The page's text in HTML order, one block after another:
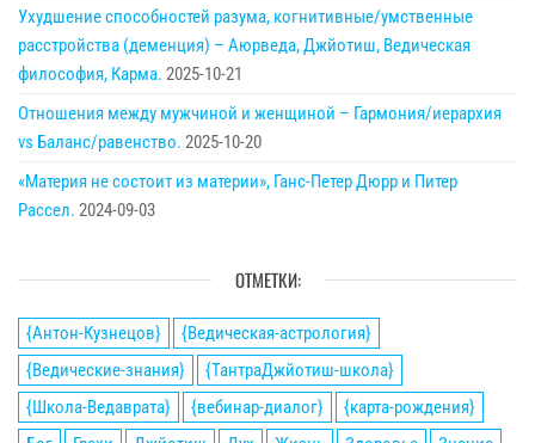
Ухудшение способностей разума, когнитивные/умственные
расстройства (деменция) – Аюрведа, Джйотиш, Ведическая
философия, Карма. 2025-10-21
Отношения между мужчиной и женщиной – Гармония/иерархия
vs Баланс/равенство. 2025-10-20
«Материя не состоит из материи», Ганс-Петер Дюрр и Питер
Рассел. 2024-09-03
ОТМЕТКИ:
{Антон-Кузнецов}
{Ведическая-астрология}
{Ведические-знания}
{ТантраДжйотиш-школа}
{Школа-Ведаврата}
{вебинар-диалог}
{карта-рождения}